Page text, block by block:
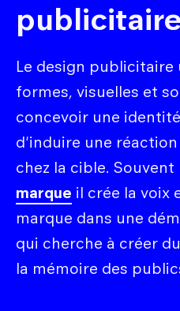
publicitaire
Le design
formes, visuelles et
concevoir une
d'induire une
chez la cible. Souvent
marque il crée la voix
marque dans une
qui cherche à créer
la mémoire des